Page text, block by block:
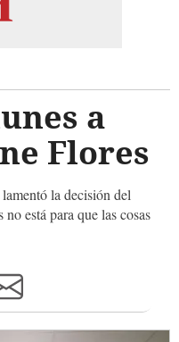
a
Flores
la decisión del
está para que las cosas